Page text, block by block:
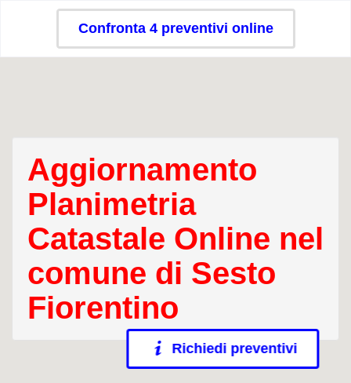
Confronta 4 preventivi online
Aggiornamento
Planimetria
Catastale Online nel
comune di Sesto
Fiorentino
Richiedi preventivi